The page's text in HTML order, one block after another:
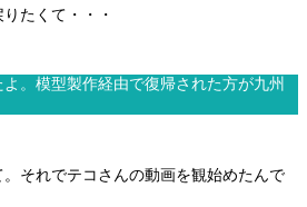
たくて・・・
。模型製作経由で復帰された方が九州
それでテコさんの動画を観始めたんで